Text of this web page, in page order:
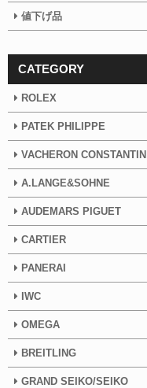
値下げ品
CATEGORY
ROLEX
PATEK PHILIPPE
VACHERON CONSTANTIN
A.LANGE&SOHNE
AUDEMARS PIGUET
CARTIER
PANERAI
IWC
OMEGA
BREITLING
GRAND SEIKO/SEIKO